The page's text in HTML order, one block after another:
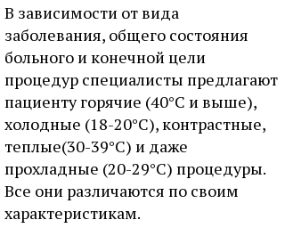
В зависимости от вида
заболевания, общего состояния
больного и конечной цели
процедур специалисты предлагают
пациенту горячие (40°С и выше),
холодные (18-20°С), контрастные,
теплые(30-39°С) и даже
прохладные (20-29°С) процедуры.
Все они различаются по своим
характеристикам.